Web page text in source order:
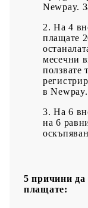
Newpay.
На 4
плащате
месечни
ползвате
в
На 6
на 6
5 причини да
плащате: